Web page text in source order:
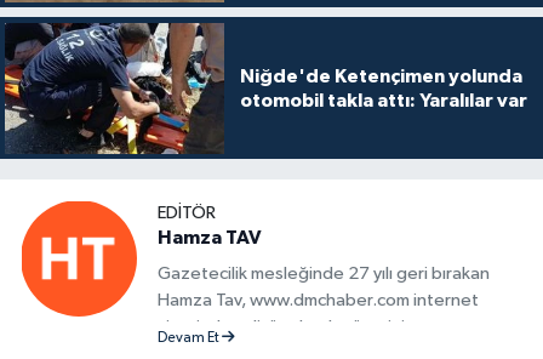
Niğde'de Ketençimen yolunda
otomobil takla attı: Yaralılar var
EDITÖR
Hamza TAV
Gazetecilik mesleğinde 27 yılı geri bırakan
Hamza Tav, www.dmchaber.com internet
sitesinde editör olarak görevini
Devam Et